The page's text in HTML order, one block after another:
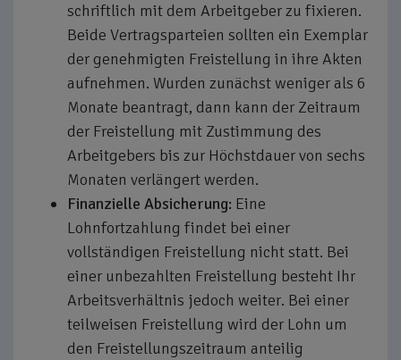
schriftlich mit dem Arbeitgeber zu fixieren.
Beide Vertragsparteien sollten ein Exemplar
der genehmigten Freistellung in ihre Akten
aufnehmen. Wurden zunächst weniger als 6
Monate beantragt, dann kann der Zeitraum
der Freistellung mit Zustimmung des
Arbeitgebers bis zur Höchstdauer von sechs
Monaten verlängert werden.
Finanzielle Absicherung: Eine
Lohnfortzahlung findet bei einer
vollständigen Freistellung nicht statt. Bei
einer unbezahlten Freistellung besteht Ihr
Arbeitsverhältnis jedoch weiter. Bei einer
teilweisen Freistellung wird der Lohn um
den Freistellungszeitraum anteilig